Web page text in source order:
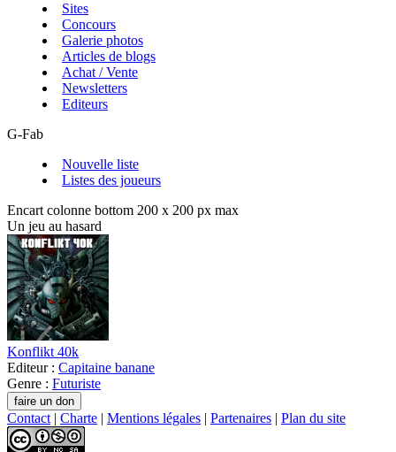
Sites
Concours
Galerie photos
Articles de blogs
Achat / Vente
Newsletters
Editeurs
G-Fab
Nouvelle liste
Listes des joueurs
Encart colonne bottom 200 x 200 px max
Un jeu au hasard
Konflikt 40k
Editeur : Capitaine banane
Genre : Futuriste
Contact | Charte | Mentions légales | Partenaires | Plan du site